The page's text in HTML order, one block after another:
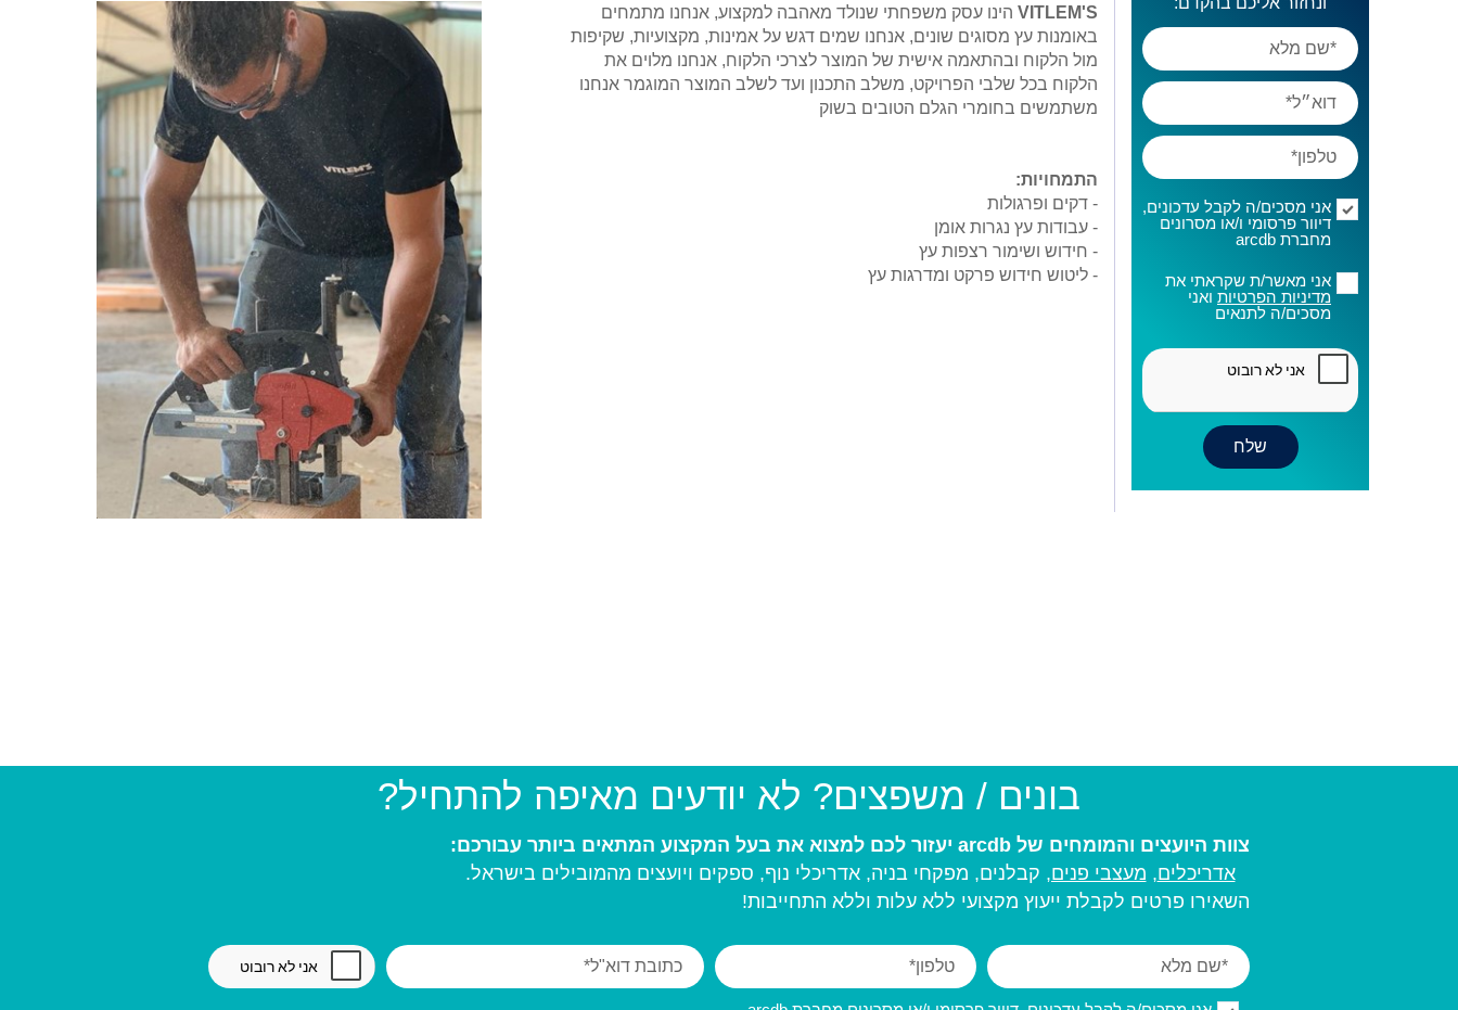
אני מסכים/ה לקבל עדכונים,
דיוור פרסומי ו/או מסרונים
מחברת arcdb
אני מאשר/ת שקראתי את
מדיניות הפרטיות ואני
מסכים/ה לתנאים
VITLEM'S הינו עסק משפחתי שנולד מאהבה למקצוע, אנחנו מתמחים
באומנות עץ מסוגים שונים, אנחנו שמים דגש על אמינות, מקצועיות, שקיפות
מול הלקוח ובהתאמה אישית של המוצר לצרכי הלקוח, אנחנו מלוים את
הלקוח בכל שלבי הפרויקט, משלב התכנון ועד לשלב המוצר המוגמר אנחנו
משתמשים בחומרי הגלם הטובים בשוק
התמחויות:
- דקים ופרגולות
- עבודות עץ נגרות אומן
- חידוש ושימור רצפות עץ
- ליטוש חידוש פרקט ומדרגות עץ
בונים / משפצים? לא יודעים מאיפה להתחיל?
צוות היועצים והמומחים של arcdb יעזור לכם למצוא את בעל המקצוע המתאים ביותר עבורכם:
אדריכלים, מעצבי פנים, קבלנים, מפקחי בניה, אדריכלי נוף, ספקים ויועצים מהמובילים בישראל.
השאירו פרטים לקבלת ייעוץ מקצועי ללא עלות וללא התחייבות!